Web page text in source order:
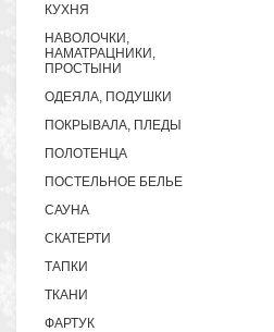
КУХНЯ
НАВОЛОЧКИ,
НАМАТРАЦНИКИ,
ПРОСТЫНИ
ОДЕЯЛА, ПОДУШКИ
ПОКРЫВАЛА, ПЛЕДЫ
ПОЛОТЕНЦА
ПОСТЕЛЬНОЕ БЕЛЬЕ
САУНА
СКАТЕРТИ
ТАПКИ
ТКАНИ
ФАРТУК